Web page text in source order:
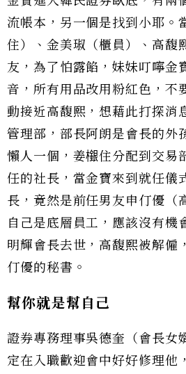
流帳本，另一個是找到小耶。
住）、金美琡（櫃員）、高馥
友，為了怕露餡，妹妹叮嚀金
音，所有用品改用粉紅色，不
動接近高馥熙，想藉此打探消
管理部，部長阿朗是會長的外
懶人一個，姜檭住分配到交易
任的社長，當金寶來到就任儀
長，竟然是前任男友申仃優（
自己是底層員工，應該沒有機
明輝會長去世，高馥熙被解僱
仃優的秘書。
幫你就是幫自己
證券專務理事吳德奎（會長女
定在入職歡迎會中好好修理他